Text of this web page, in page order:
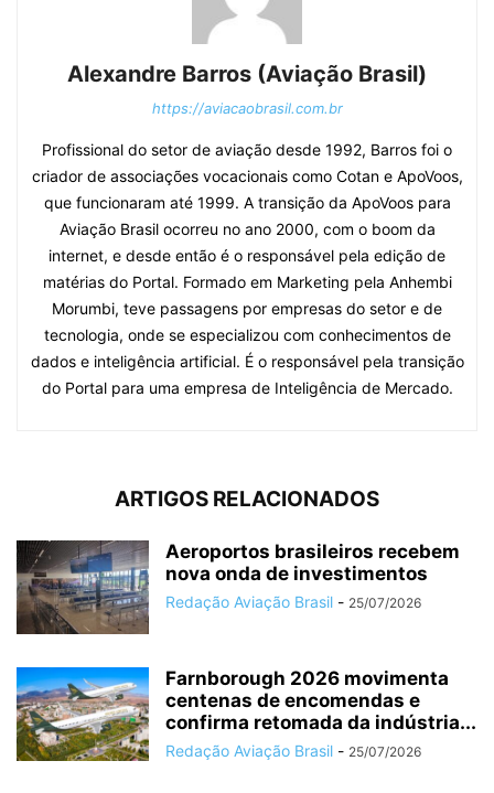
Alexandre Barros (Aviação Brasil)
https://aviacaobrasil.com.br
Profissional do setor de aviação desde 1992, Barros foi o
criador de associações vocacionais como Cotan e ApoVoos,
que funcionaram até 1999. A transição da ApoVoos para
Aviação Brasil ocorreu no ano 2000, com o boom da
internet, e desde então é o responsável pela edição de
matérias do Portal. Formado em Marketing pela Anhembi
Morumbi, teve passagens por empresas do setor e de
tecnologia, onde se especializou com conhecimentos de
dados e inteligência artificial. É o responsável pela transição
do Portal para uma empresa de Inteligência de Mercado.
ARTIGOS RELACIONADOS
Aeroportos brasileiros recebem
nova onda de investimentos
Redação Aviação Brasil - 25/07/2026
Farnborough 2026 movimenta
centenas de encomendas e
confirma retomada da indústria...
Redação Aviação Brasil - 25/07/2026